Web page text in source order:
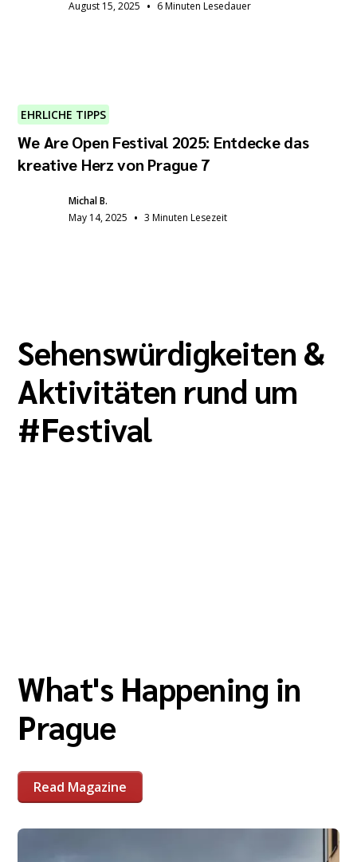
August 15, 2025 • 6 Minuten Lesedauer
EHRLICHE TIPPS
We Are Open Festival 2025: Entdecke das
kreative Herz von Prague 7
Michal B.
May 14, 2025 • 3 Minuten Lesezeit
Sehenswürdigkeiten &
Aktivitäten rund um
#Festival
What's Happening in
Prague
Read Magazine